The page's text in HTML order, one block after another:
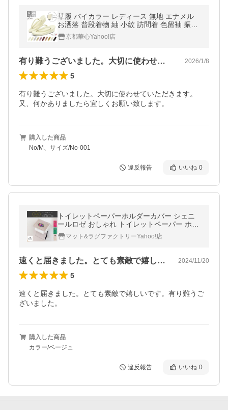
草履 バイカラー レディース 無地 エナメル
お洒落 普段着物 紬 小紋 訪問着 色留袖 振袖
袴 / S M L LL 3L
京都華心Yahoo!店
有り難うございました。大切に使わせてい… 2026/1/8
5
有り難うございました。大切に使わせていただきます。
購入した商品
No/M、サイズ/No-001
違反報告 いいね 0
トイレットペーパーホルダーカバー シェニ
ールロゼ おしゃれ トイレットペーパー ホル
ダーカバー 高級 上品 シェニール 洗える 洗
える オカ
マット&ラグファクトリーYahoo!店
速くと届きました。とても素敵で嬉しいで… 2024/11/20
5
速くと届きました。とても素敵で嬉しいです。有り難うご
ざいました。
購入した商品
カラー/ベージュ
違反報告 いいね 0